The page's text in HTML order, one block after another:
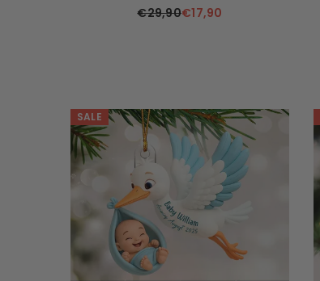
Tierbesitzer Und Tierliebhaber
€29,90€17,90
SALE